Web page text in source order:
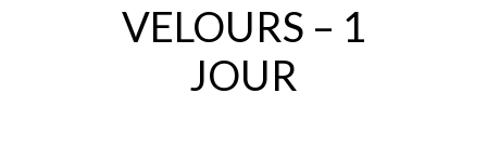
VELOURS – 1
JOUR